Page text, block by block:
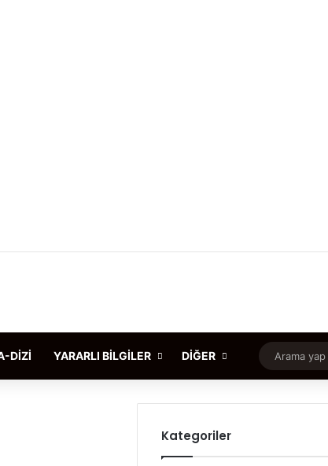
DIZI YARARLI BILGILER DIĞER Rastgele
Kategoriler